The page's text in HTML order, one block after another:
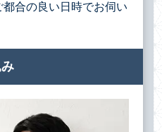
合の良い日時でお伺い